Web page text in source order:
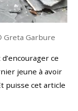
Greta Garbure
ce
jeune à avoir
puisse cet article